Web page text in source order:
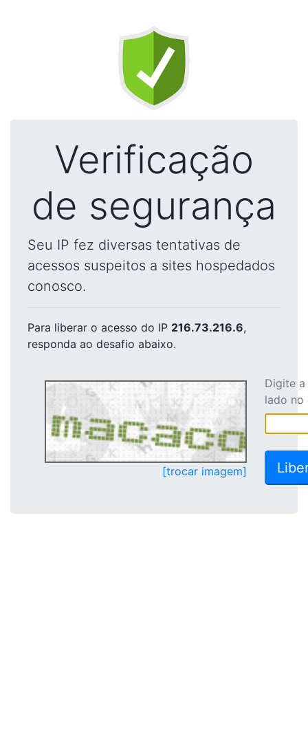
Verificação
de segurança
Seu IP fez diversas tentativas de
acessos suspeitos a sites hospedados
conosco.
Para liberar o acesso do IP 216.73.216.6,
responda ao desafio abaixo.
[trocar imagem]
Digite
lado no